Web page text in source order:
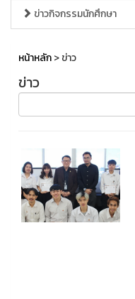
ข่าวกิจกรรมนักศึกษา
หน้าหลัก> ข่าว
ข่าว